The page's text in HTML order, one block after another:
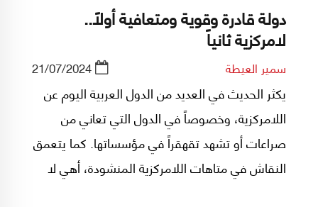
دولة قادرة وقوية ومتعافية أولاً..
لامركزية ثانياً
سمير العيطة 21/07/2024
يكثر الحديث في العديد من الدول العربية اليوم عن
اللامركزية، وخصوصاً في الدول التي تعاني من
صراعات أو تشهد تقهقراً في مؤسساتها. كما يتعمق
النقاش في متاهات اللامركزية المنشودة، أهي لا